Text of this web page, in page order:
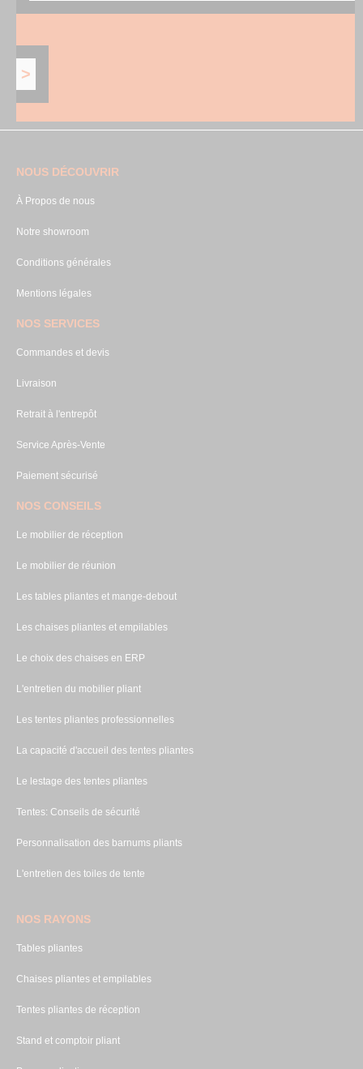
NOUS DÉCOUVRIR
À Propos de nous
Notre showroom
Conditions générales
Mentions légales
NOS SERVICES
Commandes et devis
Livraison
Retrait à l'entrepôt
Service Après-Vente
Paiement sécurisé
NOS CONSEILS
Le mobilier de réception
Le mobilier de réunion
Les tables pliantes et mange-debout
Les chaises pliantes et empilables
Le choix des chaises en ERP
L'entretien du mobilier pliant
Les tentes pliantes professionnelles
La capacité d'accueil des tentes pliantes
Le lestage des tentes pliantes
Tentes: Conseils de sécurité
Personnalisation des barnums pliants
L'entretien des toiles de tente
NOS RAYONS
Tables pliantes
Chaises pliantes et empilables
Tentes pliantes de réception
Stand et comptoir pliant